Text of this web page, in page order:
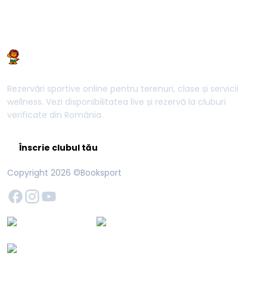
Rezervări sportive online pentru terenuri, clase și servicii
wellness. Vezi disponibilitatea live și rezervă la cluburi
verificate din România.
Înscrie clubul tău
Copyright 2026 ©Booksport